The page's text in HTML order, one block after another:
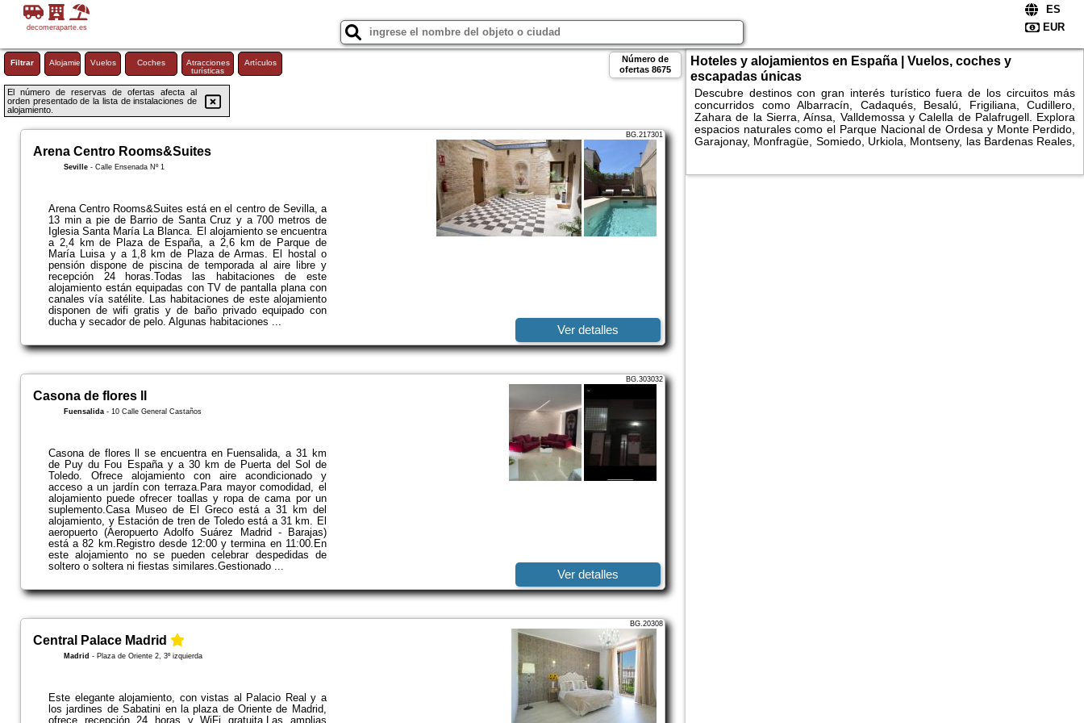
decomeraparte.es
Hoteles y alojamientos en España | Vuelos, coches y
escapadas únicas
Descubre destinos con gran interés turístico fuera de los circuitos más
concurridos como Albarracín, Cadaqués, Besalú, Frigiliana, Cudillero,
Zahara de la Sierra, Aínsa, Valldemossa y Calella de Palafrugell. Explora
espacios naturales como el Parque Nacional de Ordesa y Monte Perdido,
Garajonay, Monfragüe, Somiedo, Urkiola, Montseny, las Bardenas Reales,
hoteles y apartamentos.
Filtrar AlojamientoVuelos Coches
Atracciones
turísticas
Artículos
Número de
ofertas 8675
El número de reservas de ofertas afecta al
orden presentado de la lista de instalaciones de
alojamiento.
Arena Centro Rooms&Suites
Seville -Calle Ensenada Nº 1
Arena Centro Rooms&Suites está en el centro de Sevilla, a
13 min a pie de Barrio de Santa Cruz y a 700 metros de
Iglesia Santa María La Blanca. El alojamiento se encuentra
a 2,4 km de Plaza de España, a 2,6 km de Parque de
María Luisa y a 1,8 km de Plaza de Armas. El hostal o
pensión dispone de piscina de temporada al aire libre y
recepción 24 horas.Todas las habitaciones de este
alojamiento están equipadas con TV de pantalla plana con
canales vía satélite. Las habitaciones de este alojamiento
disponen de wifi gratis y de baño privado equipado con
ducha y secador de pelo. Algunas habitaciones ...
Ver detalles
BG.217301
Casona de flores ll
Fuensalida -10 Calle General Castaños
Casona de flores ll se encuentra en Fuensalida, a 31 km
de Puy du Fou España y a 30 km de Puerta del Sol de
Toledo. Ofrece alojamiento con aire acondicionado y
acceso a un jardín con terraza.Para mayor comodidad, el
alojamiento puede ofrecer toallas y ropa de cama por un
suplemento.Casa Museo de El Greco está a 31 km del
alojamiento, y Estación de tren de Toledo está a 31 km. El
aeropuerto (Aeropuerto Adolfo Suárez Madrid - Barajas)
está a 82 km.Registro desde 12:00 y termina en 11:00.En
este alojamiento no se pueden celebrar despedidas de
soltero o soltera ni fiestas similares.Gestionado ...
Ver detalles
BG.303032
Central Palace Madrid
Madrid - Plaza de Oriente 2, 3º izquierda
Este elegante alojamiento, con vistas al Palacio Real y a
los jardines de Sabatini en la plaza de Oriente de Madrid,
ofrece recepción 24 horas y WiFi gratuita.Las amplias
BG.20308